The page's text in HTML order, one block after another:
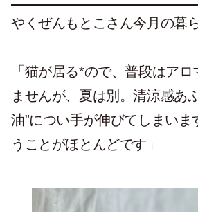
やくぜんもとこさん今月の暮
「猫が居る*ので、普段はア
ませんが、夏は別。清涼感あ
油”につい手が伸びてしまいま
うことがほとんどです」